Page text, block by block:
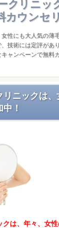
クリニッ
カウンセ
性にも大人気の薄
技術には定評があ
ャンペーンで無料
リニックは
！
は、年々、女